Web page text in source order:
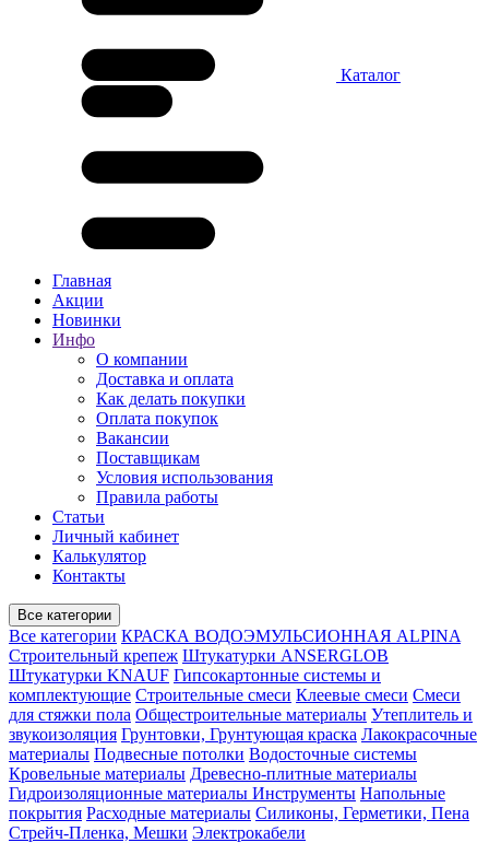
Каталог
Главная
Акции
Новинки
Инфо
О компании
Доставка и оплата
Как делать покупки
Оплата покупок
Вакансии
Поставщикам
Условия использования
Правила работы
Статьи
Личный кабинет
Калькулятор
Контакты
Все категории
Все категории КРАСКА ВОДОЭМУЛЬСИОННАЯ ALPINA
Строительный крепеж Штукатурки ANSERGLOB
Штукатурки KNAUF Гипсокартонные системы и
комплектующие Строительные смеси Клеевые смеси Смеси
для стяжки пола Общестроительные материалы Утеплитель и
звукоизоляция Грунтовки, Грунтующая краска Лакокрасочные
материалы Подвесные потолки Водосточные системы
Кровельные материалы Древесно-плитные материалы
Гидроизоляционные материалы Инструменты Напольные
покрытия Расходные материалы Силиконы, Герметики, Пена
Стрейч-Пленка, Мешки Электрокабели